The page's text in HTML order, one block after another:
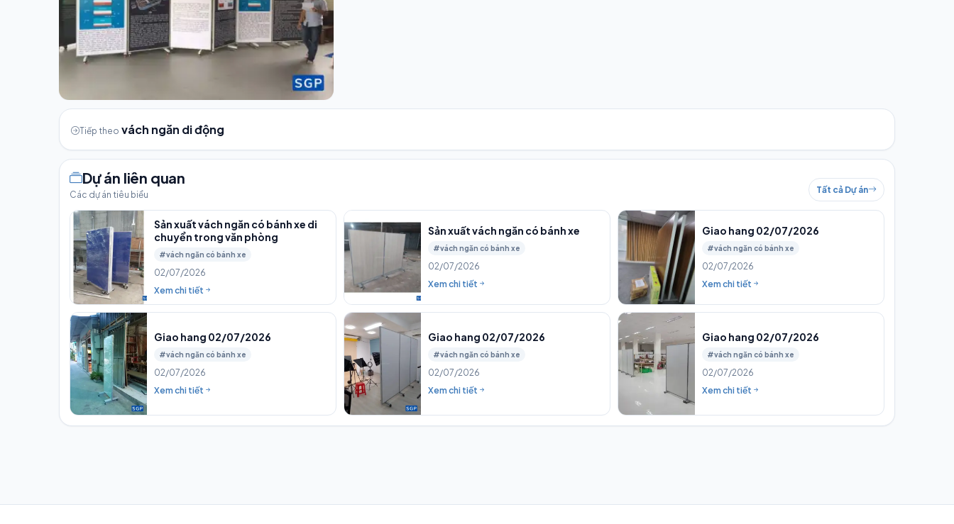
Tiếp theo vách ngăn di động
Dự án liên quan
Các dự án tiêu biểu Tất cả Dự án
Sản xuất vách ngăn có bánh xe di
chuyển trong văn phòng
#vách ngăn có bánh xe
02/07/2026
Xem chi tiết
Sản xuất vách ngăn có bánh xe
#vách ngăn có bánh xe
02/07/2026
Xem chi tiết
Giao hang 02/07/2026
#vách ngăn có bánh xe
02/07/2026
Xem chi tiết
Giao hang 02/07/2026
#vách ngăn có bánh xe
02/07/2026
Xem chi tiết
Giao hang 02/07/2026
#vách ngăn có bánh xe
02/07/2026
Xem chi tiết
Giao hang 02/07/2026
#vách ngăn có bánh xe
02/07/2026
Xem chi tiết